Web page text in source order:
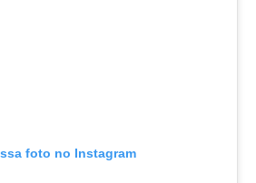
foto no Instagram